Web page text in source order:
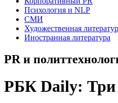
Психология и NLP
СМИ
Художественная
Иностранная литература
PR и
РБК Daily: Три